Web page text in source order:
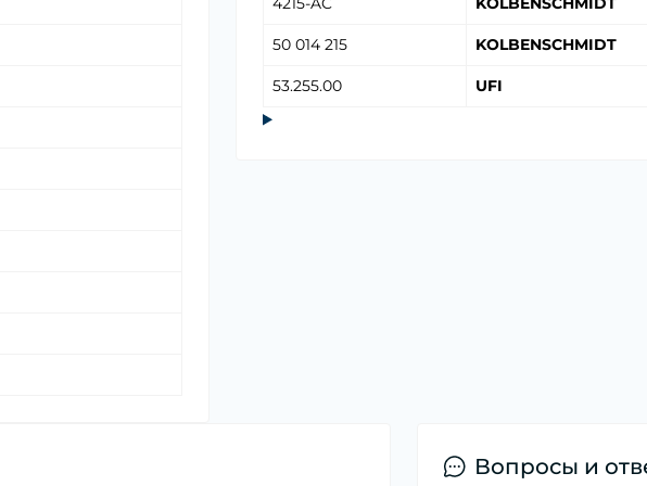
50 014 215 KOLBENSCHMIDT
53.255.00 UFI
Вопросы и